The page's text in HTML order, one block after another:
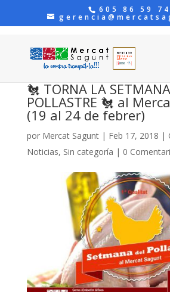
605 86 59 74
🐔 TORNA LA
POLLASTRE 🐔 al
(19 al 24 de febrer)
por Mercat Sagunt| Feb 17, 2018 |
Noticias, Sin categoría | 0